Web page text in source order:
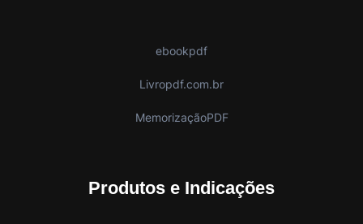
ebookpdf
Livropdf.com.br
MemorizaçãoPDF
Produtos e Indicações